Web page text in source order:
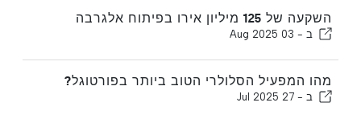
השקעה של 125 מיליון אירו בפיתוח אלגרבה
ב - 03 Aug 2025
מהו המפעיל הסלולרי הטוב ביותר בפורטוגל?
ב - 27 Jul 2025